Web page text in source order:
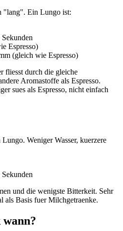
"lang". Ein Lungo ist:
Espresso)
(gleich wie Espresso)
fliesst durch die gleiche
Aromastoffe als Espresso.
sues als Espresso, nicht einfach
Weniger Wasser, kuerzere
und die wenigste Bitterkeit. Sehr
als Basis fuer Milchgetraenke.